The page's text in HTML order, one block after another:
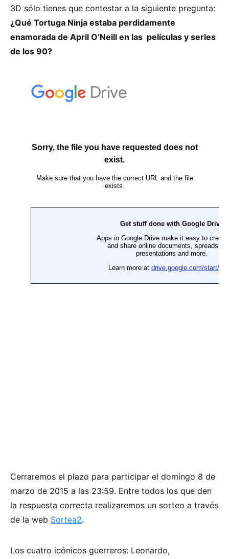
3D sólo tienes que contestar a la siguiente pregunta:
¿Qué Tortuga Ninja estaba perdidamente
enamorada de April O’Neill en las películas y series
de los 90?
Cerraremos el plazo para participar el domingo 8 de
marzo de 2015 a las 23:59. Entre todos los que den
la respuesta correcta realizaremos un sorteo a través
de la web Sortea2.
Los cuatro icónicos guerreros: Leonardo,